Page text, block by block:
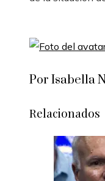
Por Isabella
Relacionados